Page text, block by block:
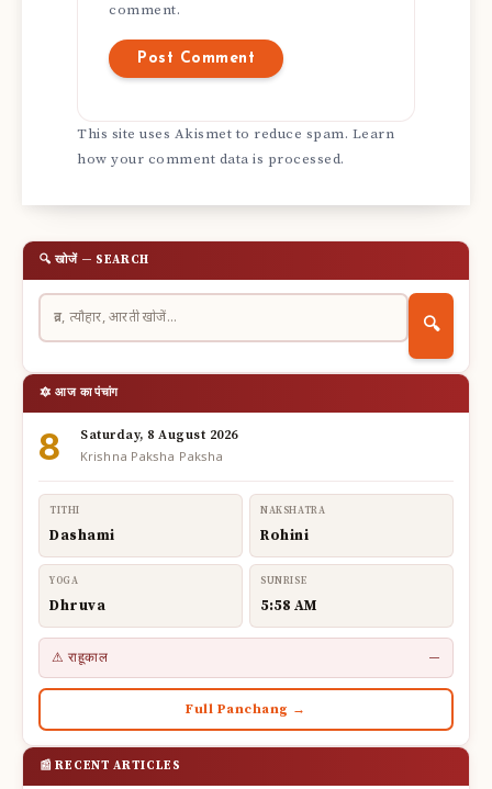
comment.
This site uses Akismet to reduce spam. Learn
how your comment data is processed.
🔍 खोजें — SEARCH
🔍
🔯 आज का पंचांग
8 Saturday, 8 August 2026
Krishna Paksha Paksha
TITHI
Dashami
NAKSHATRA
Rohini
YOGA
Dhruva
SUNRISE
5:58 AM
⚠ राहूकाल —
Full Panchang →
📰 RECENT ARTICLES